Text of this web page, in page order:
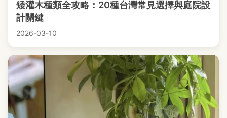
矮灌木種類全攻略：20種台灣常見選擇與庭院設
計關鍵
2026-03-10